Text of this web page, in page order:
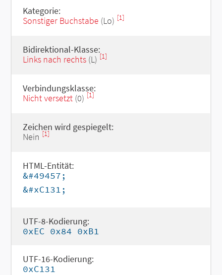
Kategorie:
Sonstiger Buchstabe (Lo) [1]
Bidirektional-Klasse:
Links nach rechts(L) [1]
Verbindungsklasse:
Nicht versetzt(0) [1]
Zeichen wird gespiegelt:
Nein [1]
HTML-Entität:
&#49457;
&#xC131;
UTF-8-Kodierung:
0xEC 0x84 0xB1
UTF-16-Kodierung:
0xC131